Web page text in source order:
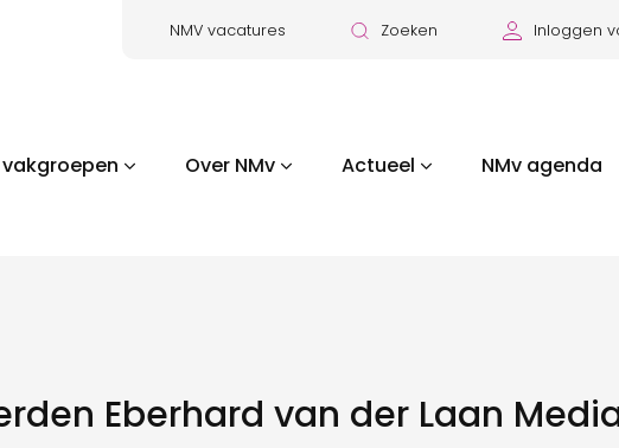
NMV vacatures Zoeken Inloggen
vakgroepen Over NMv Actueel NMv agenda
Eberhard van der Laan